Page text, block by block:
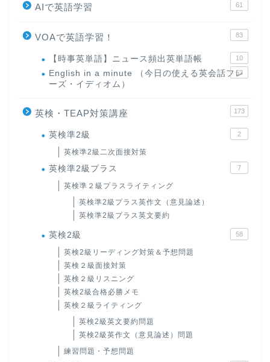
AIで英語学習 61
VOAで英語学習！ 83
【時事英単語】ニュース頻出英単語帳 10
English in a minute （今日の使える英会話フレ
ーズ・イディオム）
63
英検・TEAP対策講座 173
英検準2級 2
英検準2級二次面接対策
英検準2級プラス 7
英検準２級プラスライティング
英検準2級プラス英作文（意見論述）
英検準2級プラス英文要約
英検2級 58
英検2級リーディング対策＆予想問題
英検２級面接対策
英検２級リスニング
英検2級合格必勝メモ
英検２級ライティング
英検2級英文要約問題
英検2級英作文（意見論述）問題
練習問題・予想問題